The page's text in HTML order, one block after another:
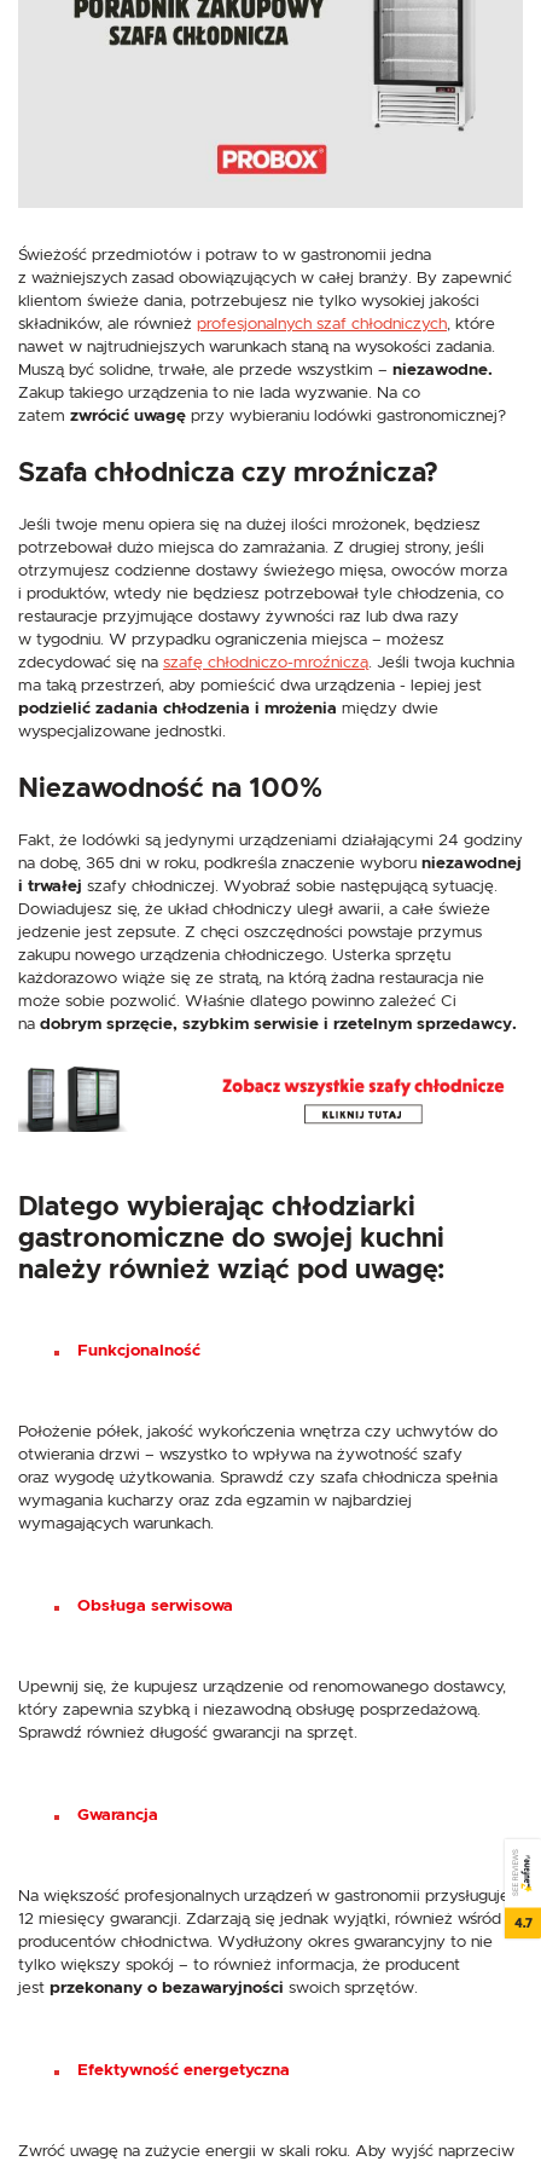
Świeżość przedmiotów i potraw to w gastronomii jedna
z ważniejszych zasad obowiązujących w całej branży. By zapewnić
klientom świeże dania, potrzebujesz nie tylko wysokiej jakości
składników, ale również profesjonalnych szaf chłodniczych, które
nawet w najtrudniejszych warunkach staną na wysokości zadania.
Muszą być solidne, trwałe, ale przede wszystkim – niezawodne.
Zakup takiego urządzenia to nie lada wyzwanie. Na co
zatem zwrócić uwagę przy wybieraniu lodówki gastronomicznej?
Szafa chłodnicza czy mroźnicza?
Jeśli twoje menu opiera się na dużej ilości mrożonek, będziesz
potrzebował dużo miejsca do zamrażania. Z drugiej strony, jeśli
otrzymujesz codzienne dostawy świeżego mięsa, owoców morza
i produktów, wtedy nie będziesz potrzebował tyle chłodzenia, co
restauracje przyjmujące dostawy żywności raz lub dwa razy
w tygodniu. W przypadku ograniczenia miejsca – możesz
zdecydować się na szafę chłodniczo-mroźniczą. Jeśli twoja kuchnia
ma taką przestrzeń, aby pomieścić dwa urządzenia - lepiej jest
podzielić zadania chłodzenia i mrożenia między dwie
wyspecjalizowane jednostki.
Niezawodność na 100%
Fakt, że lodówki są jedynymi urządzeniami działającymi 24 godziny
na dobę, 365 dni w roku, podkreśla znaczenie wyboru niezawodnej
i trwałej szafy chłodniczej. Wyobraź sobie następującą sytuację.
Dowiadujesz się, że układ chłodniczy uległ awarii, a całe świeże
jedzenie jest zepsute. Z chęci oszczędności powstaje przymus
zakupu nowego urządzenia chłodniczego. Usterka sprzętu
każdorazowo wiąże się ze stratą, na którą żadna restauracja nie
może sobie pozwolić. Właśnie dlatego powinno zależeć Ci
na dobrym sprzęcie, szybkim serwisie i rzetelnym sprzedawcy.
Dlatego wybierając chłodziarki
gastronomiczne do swojej kuchni
należy również wziąć pod uwagę:
Funkcjonalność
Położenie półek, jakość wykończenia wnętrza czy uchwytów do
otwierania drzwi – wszystko to wpływa na żywotność szafy
oraz wygodę użytkowania. Sprawdź czy szafa chłodnicza spełnia
wymagania kucharzy oraz zda egzamin w najbardziej
wymagających warunkach.
Obsługa serwisowa
Upewnij się, że kupujesz urządzenie od renomowanego dostawcy,
który zapewnia szybką i niezawodną obsługę posprzedażową.
Sprawdź również długość gwarancji na sprzęt.
Gwarancja
Na większość profesjonalnych urządzeń w gastronomii przysługuje
12 miesięcy gwarancji. Zdarzają się jednak wyjątki, również wśród
producentów chłodnictwa. Wydłużony okres gwarancyjny to nie
tylko większy spokój – to również informacja, że producent
jest przekonany o bezawaryjności swoich sprzętów.
Efektywność energetyczna
Zwróć uwagę na zużycie energii w skali roku. Aby wyjść naprzeciw
korzystania z funkcjonalności naszej strony poprzez dopasowanie jej do
Twoich indywidualnych preferencji. Wyrażenie zgody na funkcjonalne i
personalizacyjne pliki cookies gwarantuje dostępność większej ilości funkcji
Analityczne pliki cookies pomagają nam rozwijać się i dostosowywać do
Cookies analityczne pozwalają na uzyskanie informacji w zakresie
wykorzystywania witryny internetowej, miejsca oraz częstotliwości, z jaką
zanonimizowanej. Wyrażenie zgody na analityczne pliki cookies gwarantuje
dostępność wszystkich funkcjonalności.
Dzięki reklamowym plikom cookies prezentujemy Ci najciekawsze
informacje i aktualności na stronach naszych partnerów.
Promocyjne pliki cookies służą do prezentowania Ci naszych komunikatów
na podstawie analizy Twoich upodobań oraz Twoich zwyczajów
pojawić się na stronach podmiotów trzecich lub firm będących naszymi
partnerami oraz innych dostawców usług. Firmy te działają w charakterze
pośredników prezentujących nasze treści w postaci wiadomości, ofert,
Więcej
SEE REVIEWS
4.7